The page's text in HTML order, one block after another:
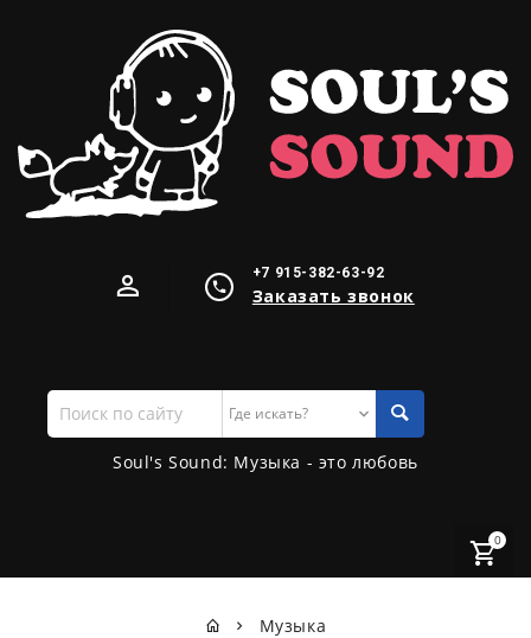
+7 915-382-63-92
Заказать звонок
Поиск
по
сайту
Soul's Sound: Музыка - это любовь
0
Музыка